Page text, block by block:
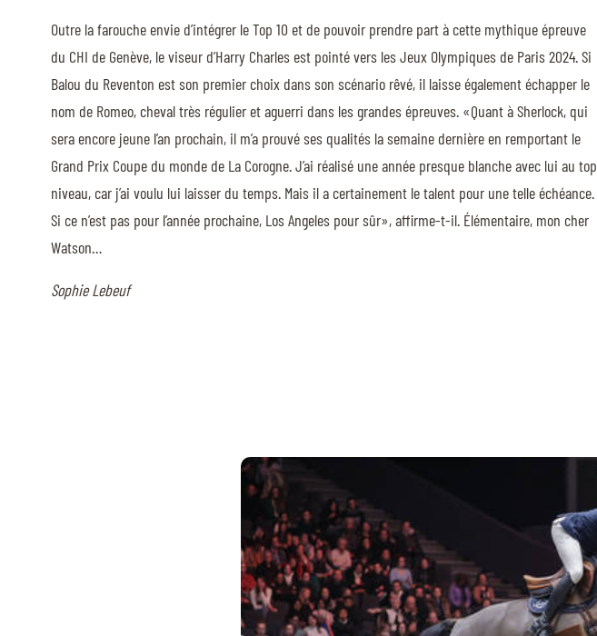
PHOTOS
PODCAST
DÉPARTS & RÉSULTATS
Outre la farouche envie d’intégrer le Top 10 et de pouvoir prendre part à cette mythique épreuve
du CHI de Genève, le viseur d’Harry Charles est pointé vers les Jeux Olympiques de Paris 2024. Si
Balou du Reventon est son premier choix dans son scénario rêvé, il laisse également échapper le
nom de Romeo, cheval très régulier et aguerri dans les grandes épreuves. «Quant à Sherlock, qui
sera encore jeune l’an prochain, il m’a prouvé ses qualités la semaine dernière en remportant le
Grand Prix Coupe du monde de La Corogne. J’ai réalisé une année presque blanche avec lui au top
niveau, car j’ai voulu lui laisser du temps. Mais il a certainement le talent pour une telle échéance.
Si ce n’est pas pour l’année prochaine, Los Angeles pour sûr», affirme-t-il. Élémentaire, mon cher
Watson…
Sophie Lebeuf